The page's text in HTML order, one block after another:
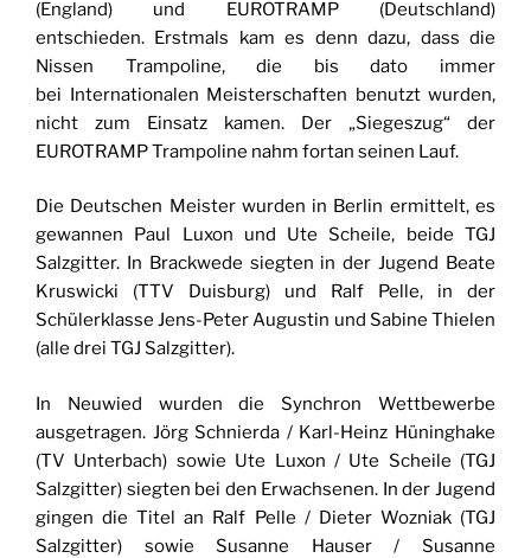
(England) und EUROTRAMP (Deutschland)
entschieden. Erstmals kam es denn dazu, dass die
Nissen Trampoline, die bis dato immer
bei Internationalen Meisterschaften benutzt wurden,
nicht zum Einsatz kamen. Der „Siegeszug“ der
EUROTRAMP Trampoline nahm fortan seinen Lauf.
Die Deutschen Meister wurden in Berlin ermittelt, es
gewannen Paul Luxon und Ute Scheile, beide TGJ
Salzgitter. In Brackwede siegten in der Jugend Beate
Kruswicki (TTV Duisburg) und Ralf Pelle, in der
Schülerklasse Jens-Peter Augustin und Sabine Thielen
(alle drei TGJ Salzgitter).
In Neuwied wurden die Synchron Wettbewerbe
ausgetragen. Jörg Schnierda / Karl-Heinz Hüninghake
(TV Unterbach) sowie Ute Luxon / Ute Scheile (TGJ
Salzgitter) siegten bei den Erwachsenen. In der Jugend
gingen die Titel an Ralf Pelle / Dieter Wozniak (TGJ
Salzgitter) sowie Susanne Hauser / Susanne